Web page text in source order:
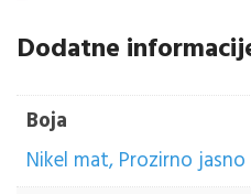
Dodatne
Boja
Nikel mat, Prozirno jasno